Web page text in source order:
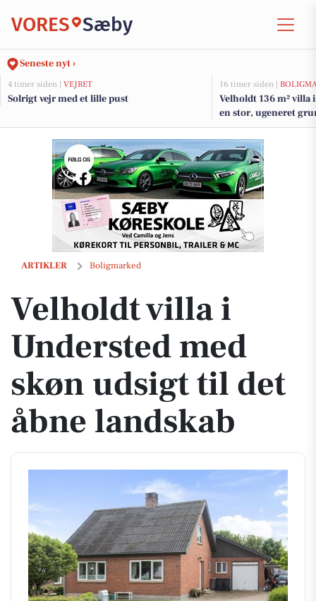
VORES Sæby
Seneste nyt ›
4 timer siden | VEJRET
Solrigt vejr med et lille pust
16 timer siden |
Velholdt 136 m² villa
en stor, ugeneret
ARTIKLER Boligmarked
Velholdt villa i Understed med skøn udsigt til det åbne landskab
Velholdt villa i
Understed med
skøn udsigt til det
åbne landskab